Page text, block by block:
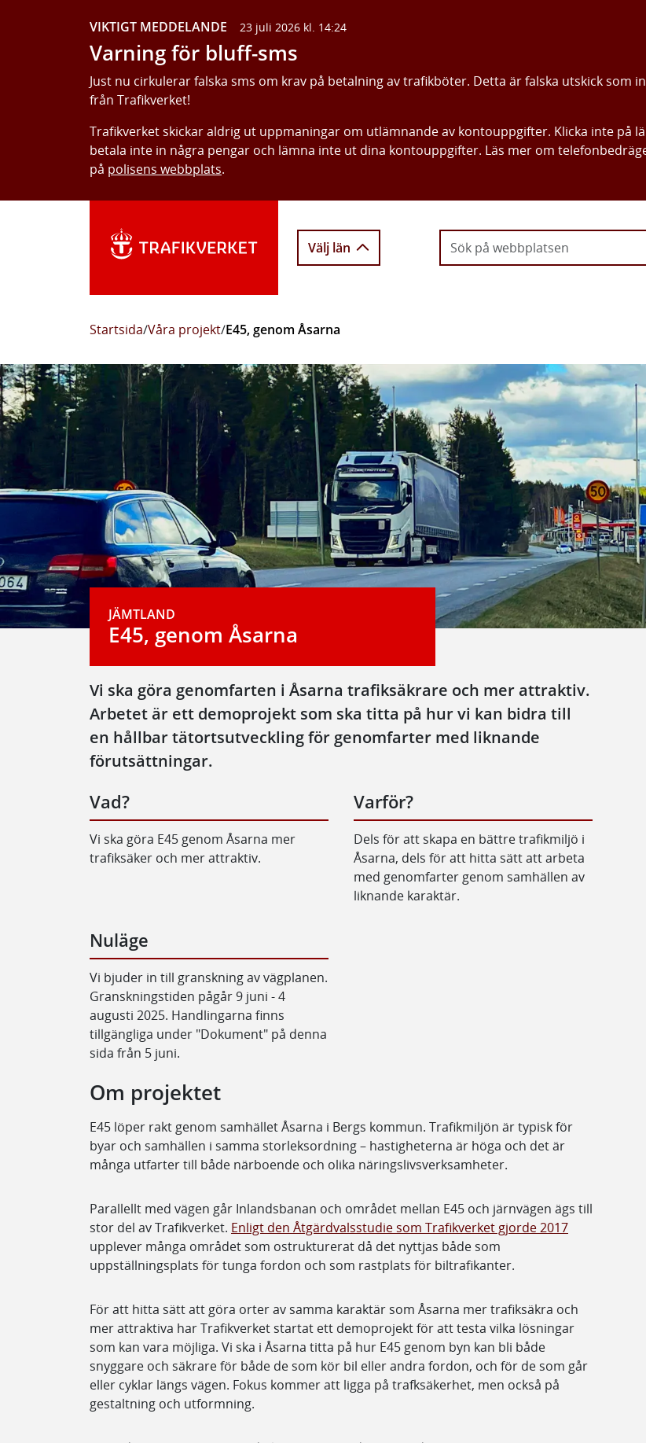
VIKTIGT MEDDELANDE 23 juli 2026 kl. 14:24
Varning för bluff-sms
Just nu cirkulerar falska sms om krav på betalning av trafikböter. Detta är falska utskick som
från Trafikverket!
Trafikverket skickar aldrig ut uppmaningar om utlämnande av kontouppgifter. Klicka inte på
betala inte in några pengar och lämna inte ut dina kontouppgifter. Läs mer om
på polisens webbplats.
Välj län
Startsida/Våra projekt/E45, genom Åsarna
JÄMTLAND
E45, genom Åsarna
Vi ska göra genomfarten i Åsarna trafiksäkrare och mer attraktiv.
Arbetet är ett demoprojekt som ska titta på hur vi kan bidra till
en hållbar tätortsutveckling för genomfarter med liknande
förutsättningar.
Vad?
Vi ska göra E45 genom Åsarna mer
trafiksäker och mer attraktiv.
Varför?
Dels för att skapa en bättre trafikmiljö i
Åsarna, dels för att hitta sätt att arbeta
med genomfarter genom samhällen av
liknande karaktär.
Nuläge
Vi bjuder in till granskning av vägplanen.
Granskningstiden pågår 9 juni - 4
augusti 2025. Handlingarna finns
tillgängliga under "Dokument" på denna
sida från 5 juni.
Om projektet
E45 löper rakt genom samhället Åsarna i Bergs kommun. Trafikmiljön är typisk för
byar och samhällen i samma storleksordning – hastigheterna är höga och det är
många utfarter till både närboende och olika näringslivsverksamheter.
Parallellt med vägen går Inlandsbanan och området mellan E45 och järnvägen ägs till
stor del av Trafikverket. Enligt den Åtgärdvalsstudie som Trafikverket gjorde 2017
upplever många området som ostrukturerat då det nyttjas både som
uppställningsplats för tunga fordon och som rastplats för biltrafikanter.
För att hitta sätt att göra orter av samma karaktär som Åsarna mer trafiksäkra och
mer attraktiva har Trafikverket startat ett demoprojekt för att testa vilka lösningar
som kan vara möjliga. Vi ska i Åsarna titta på hur E45 genom byn kan bli både
snyggare och säkrare för både de som kör bil eller andra fordon, och för de som går
eller cyklar längs vägen. Fokus kommer att ligga på trafksäkerhet, men också på
gestaltning och utformning.